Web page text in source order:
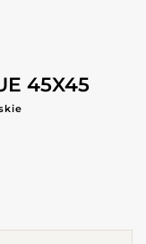
45X45